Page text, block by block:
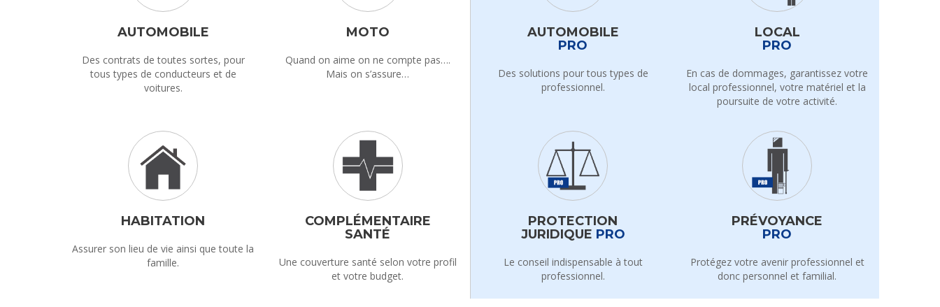
AUTOMOBILE
Des contrats de toutes sortes, pour
tous types de conducteurs et de
voitures.
MOTO
Quand on aime on ne compte pas….
Mais on s’assure…
HABITATION
Assurer son lieu de vie ainsi que toute la
famille.
COMPLÉMENTAIRE
SANTÉ
Une couverture santé selon votre profil
et votre budget.
AUTOMOBILE
PRO
Des solutions pour tous types de
professionnel.
LOCAL
PRO
En cas de dommages, garantissez votre
local professionnel, votre matériel et la
poursuite de votre activité.
PROTECTION
JURIDIQUE PRO
Le conseil indispensable à tout
professionnel.
PRÉVOYANCE
PRO
Protégez votre avenir professionnel et
donc personnel et familial.